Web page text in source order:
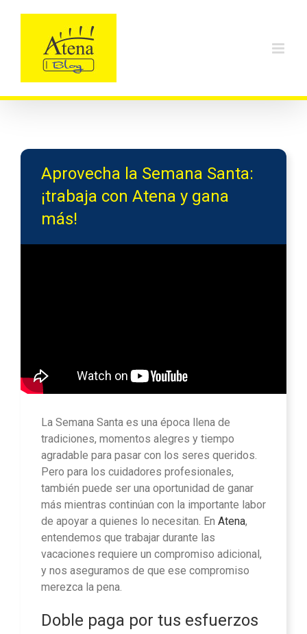
Aprovecha la Semana Santa:
¡trabaja con Atena y gana
más!
La Semana Santa es una época llena de
tradiciones, momentos alegres y tiempo
agradable para pasar con los seres queridos.
Pero para los cuidadores profesionales,
también puede ser una oportunidad de ganar
más mientras continúan con la importante labor
de apoyar a quienes lo necesitan. En Atena,
entendemos que trabajar durante las
vacaciones requiere un compromiso adicional,
y nos aseguramos de que ese compromiso
merezca la pena.
Doble paga por tus esfuerzos